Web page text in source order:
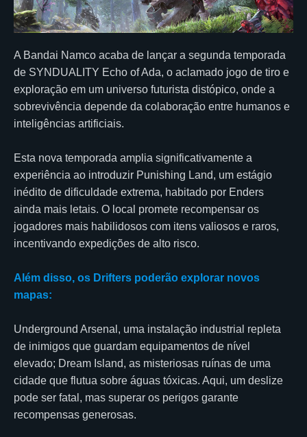
A Bandai Namco acaba de lançar a segunda temporada
de SYNDUALITY Echo of Ada, o aclamado jogo de tiro e
exploração em um universo futurista distópico, onde a
sobrevivência depende da colaboração entre humanos e
inteligências artificiais.
Esta nova temporada amplia significativamente a
experiência ao introduzir Punishing Land, um estágio
inédito de dificuldade extrema, habitado por Enders
ainda mais letais. O local promete recompensar os
jogadores mais habilidosos com itens valiosos e raros,
incentivando expedições de alto risco.
Além disso, os Drifters poderão explorar novos
mapas:
Underground Arsenal, uma instalação industrial repleta
de inimigos que guardam equipamentos de nível
elevado; Dream Island, as misteriosas ruínas de uma
cidade que flutua sobre águas tóxicas. Aqui, um deslize
pode ser fatal, mas superar os perigos garante
recompensas generosas.